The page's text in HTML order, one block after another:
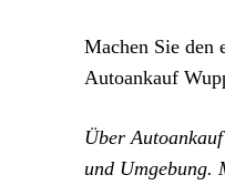
Machen Sie den
Autoankauf
Über
und Umgebung.